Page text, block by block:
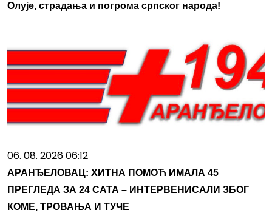
Олује, страдања и погрома српског народа!
06. 08. 2026 06:12
АРАНЂЕЛОВАЦ: ХИТНА ПОМОЋ ИМАЛА 45
ПРЕГЛЕДА ЗА 24 САТА – ИНТЕРВЕНИСАЛИ ЗБОГ
КОМЕ, ТРОВАЊА И ТУЧЕ